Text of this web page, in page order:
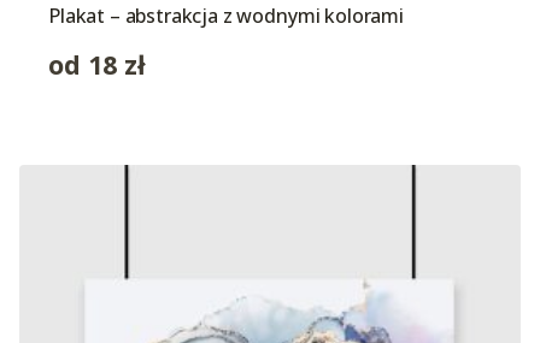
Plakat – abstrakcja z wodnymi kolorami
od 18 zł